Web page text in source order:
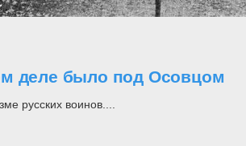
деле было под Осовцом
русских воинов....